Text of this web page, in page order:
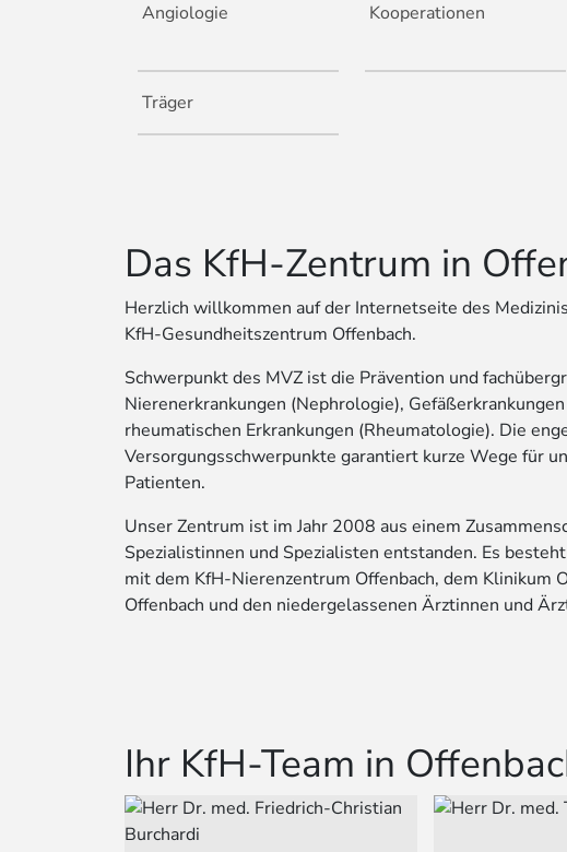
Angiologie Kooperationen
Träger
Das KfH-Zentrum in
Herzlich willkommen auf der Internetseite des
KfH-Gesundheitszentrum Offenbach.
Schwerpunkt des MVZ ist die Prävention und
Nierenerkrankungen (Nephrologie),
rheumatischen Erkrankungen (Rheumatologie). Die
Versorgungsschwerpunkte garantiert kurze Wege für
Patienten.
Unser Zentrum ist im Jahr 2008 aus einem
Spezialistinnen und Spezialisten entstanden. Es
mit dem KfH-Nierenzentrum Offenbach, dem Klinikum
Offenbach und den niedergelassenen Ärztinnen und
Ihr KfH-Team in